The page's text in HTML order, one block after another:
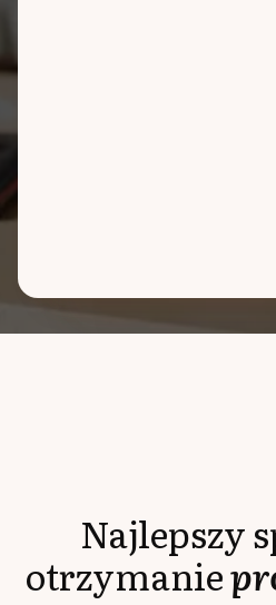
Najlepszy
otrzymanie